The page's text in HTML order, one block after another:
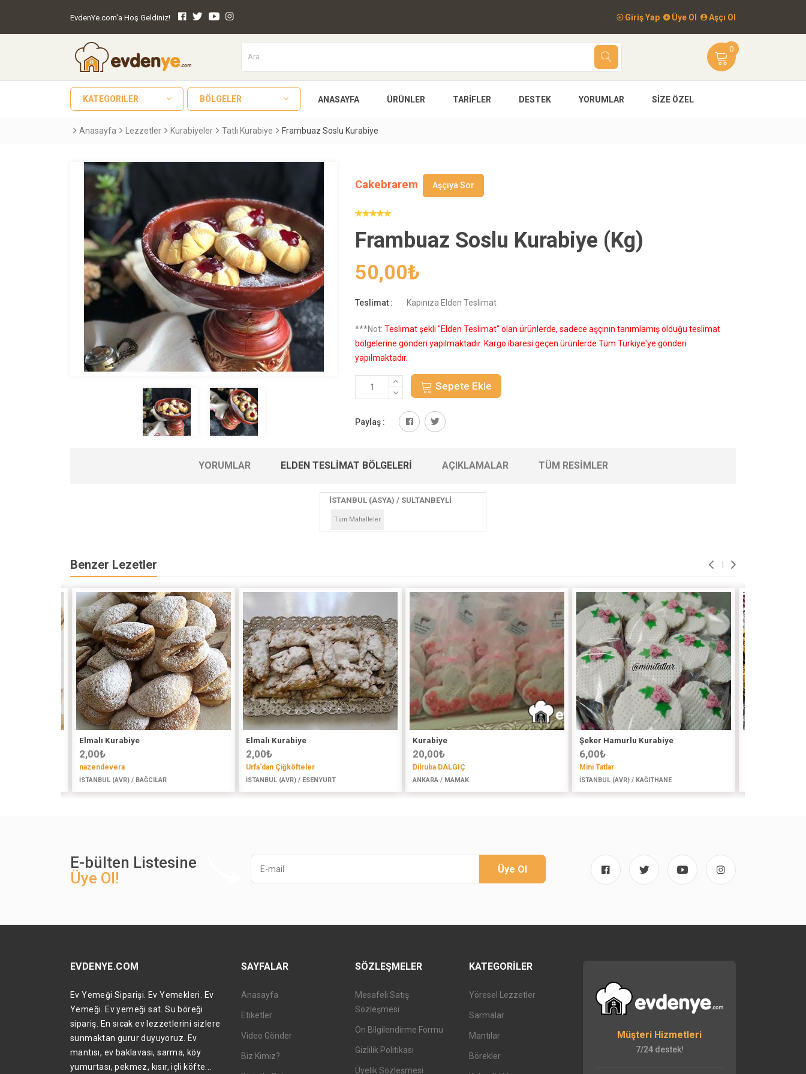
EvdenYe.com'a Hoş Geldiniz! Giriş Yap Üye Ol Aşçı Ol
0
KATEGORILER BÖLGELER ANASAYFA ÜRÜNLER TARIFLER DESTEK YORUMLAR SIZE ÖZEL
Anasayfa Lezzetler Kurabiyeler Tatlı Kurabiye Frambuaz Soslu Kurabiye
Cakebrarem Aşçıya Sor
Frambuaz Soslu Kurabiye (Kg)
50,00₺
Teslimat : Kapınıza Elden Teslimat
***Not: Teslimat şekli "Elden Teslimat" olan ürünlerde, sadece aşçının tanımlamış olduğu teslimat
bölgelerine gönderi yapılmaktadır. Kargo ibaresi geçen ürünlerde Tüm Türkiye'ye gönderi
yapılmaktadır.
Sepete Ekle
Paylaş :
YORUMLAR ELDEN TESLIMAT BÖLGELERI AÇIKLAMALAR TÜM RESIMLER
İSTANBUL (ASYA) / SULTANBEYLİ
Tüm Mahalleler
Benzer Lezetler
Elmalı Kurabiye
2,00₺
nazendevera
İSTANBUL (AVR) / BAĞCILAR
Elmalı Kurabiye
2,00₺
Urfa'dan Çiğköfteler
İSTANBUL (AVR) / ESENYURT
Kurabiye
20,00₺
Dilruba DALGIÇ
ANKARA / MAMAK
Şeker Hamurlu Kurabiye
6,00₺
Mini Tatlar
İSTANBUL (AVR) / KAĞITHANE
E-bülten Listesine
Üye Ol!
Üye Ol
EVDENYE.COM
Ev Yemeği Siparişi. Ev Yemekleri. Ev
Yemeği. Ev yemeği sat. Su böreği
sipariş. En sıcak ev lezzetlerini sizlere
sunmaktan gurur duyuyoruz. Ev
mantısı, ev baklavası, sarma, köy
yumurtası, pekmez, kısır, içli köfte...
SAYFALAR
Anasayfa
Etiketler
Video Gönder
Biz Kimiz?
SÖZLEŞMELER
Mesafeli Satış
Sözleşmesi
Ön Bilgilendirme Formu
Gizlilik Politikası
Üyelik Sözleşmesi
KATEGORILER
Yöresel Lezzetler
Sarmalar
Mantılar
Börekler
Müşteri Hizmetleri
7/24 destek!